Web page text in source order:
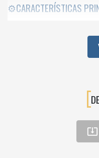
⚙️CARACTERÍSTICAS
cajones,
💡VENTAJAS DEL
Diseño elegante y
